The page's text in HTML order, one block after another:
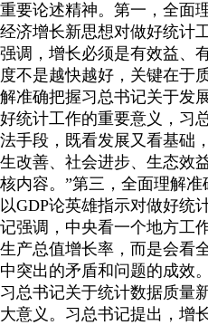
重要论述精神。第一，全面
经济增长新思想对做好统计
强调，增长必须是有效益、
度不是越快越好，关键在于
解准确把握习总书记关于发
好统计工作的重要意义，习
法手段，既看发展又看基础
生改善、社会进步、生态效
核内容。 ”第三，全面理解
以GDP论英雄指示对做好统
记强调，中央看一个地方工
生产总值增长率，而是会看
中突出的矛盾和问题的成效
习总书记关于统计数据质量
大意义。习总书记提出，增